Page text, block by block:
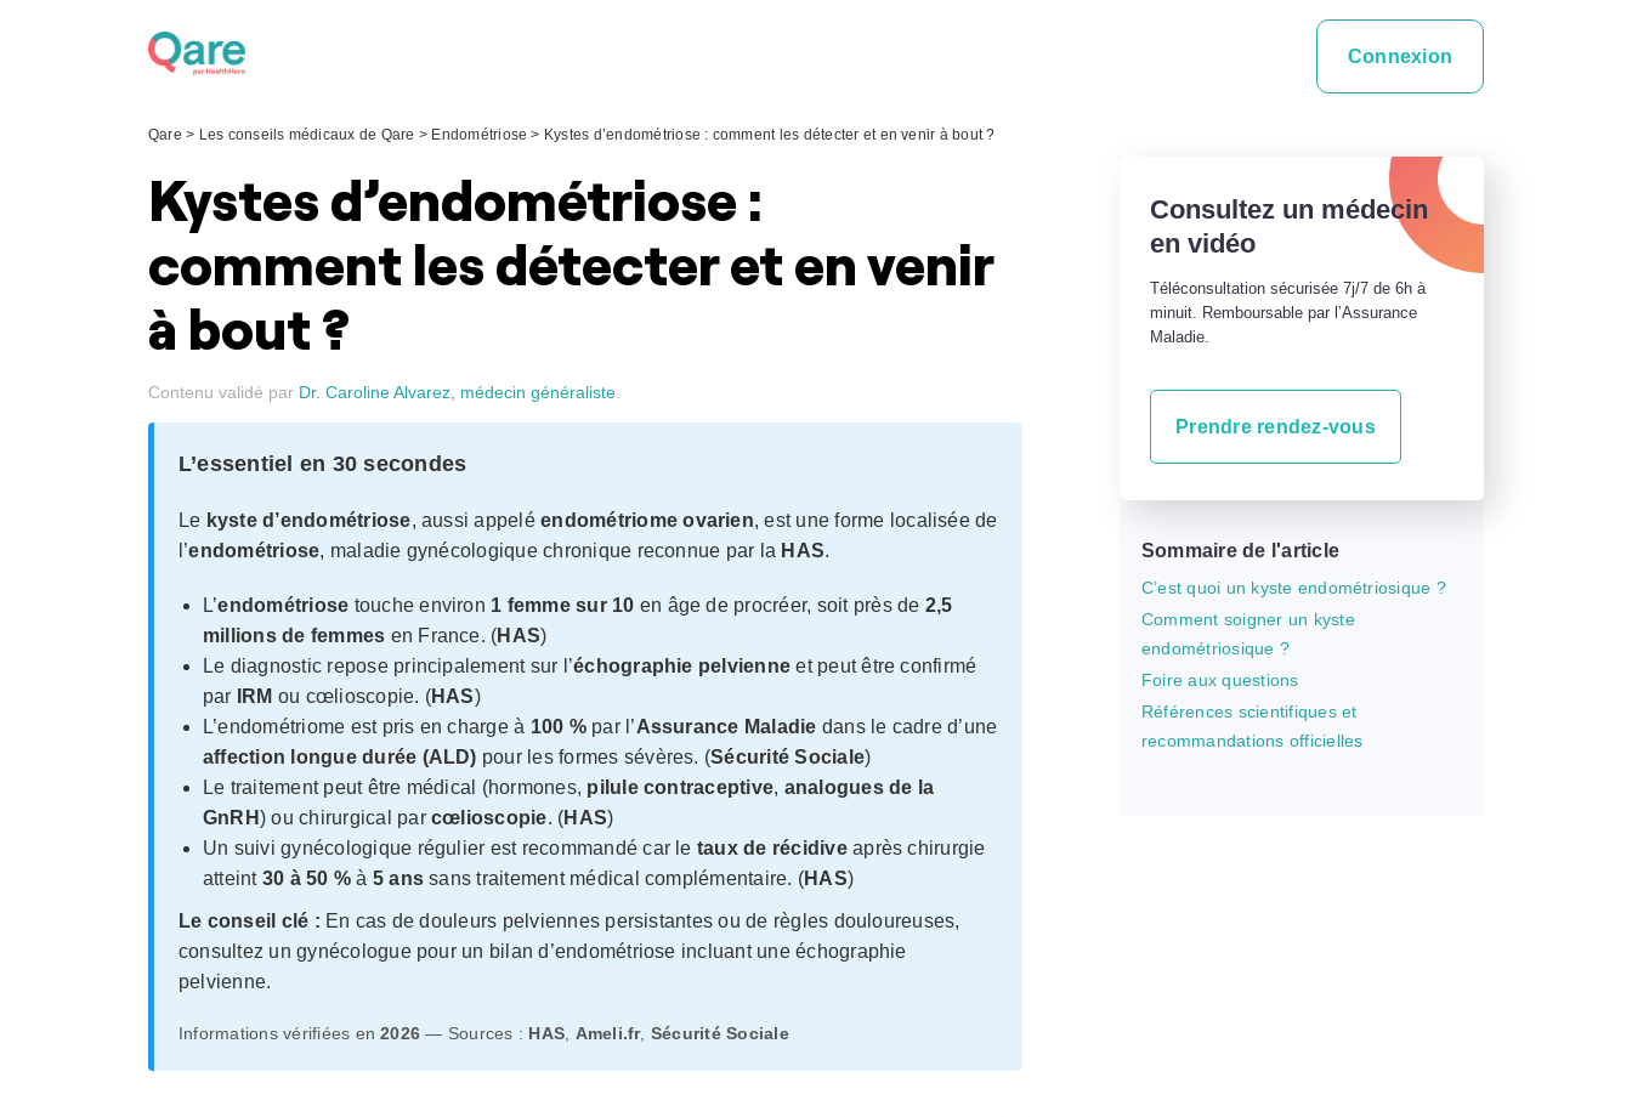
Connexion
Qare > Les conseils médicaux de Qare > Endométriose > Kystes d’endométriose : comment les détecter et en venir à bout ?
Kystes d’endométriose :
comment les détecter et en venir
à bout ?
Contenu validé par Dr. Caroline Alvarez, médecin généraliste.
L’essentiel en 30 secondes
Le kyste d’endométriose, aussi appeléendométriome ovarien, est une forme localisée de
l’endométriose, maladie gynécologique chronique reconnue par la HAS.
L’endométriose touche environ 1 femme sur 10 en âge de procréer, soit près de 2,5
millions de femmes en France. (HAS)
Le diagnostic repose principalement sur l’échographie pelvienne et peut être confirmé
par
IRM ou cœlioscopie. (HAS)
L’endométriome est pris en charge à 100 %par l’Assurance Maladie dans le cadre d’une
affection longue durée (ALD) pour les formes sévères. (Sécurité Sociale)
Le traitement peut être médical (hormones, pilule contraceptive, analogues de la
GnRH) ou chirurgical par cœlioscopie. (HAS)
Un suivi gynécologique régulier est recommandé car le taux de récidiveaprès chirurgie
atteint 30 à 50 % à 5 ans sans traitement médical complémentaire. (HAS)
Le conseil clé : En cas de douleurs pelviennes persistantes ou de règles douloureuses,
consultez un gynécologue pour un bilan d’endométriose incluant une échographie
pelvienne.
Informations vérifiées en2026 — Sources : HAS, Ameli.fr, Sécurité Sociale
Consultez un médecin
en vidéo
Téléconsultation sécurisée 7j/7 de 6h à
minuit. Remboursable par l’Assurance
Maladie.
Prendre rendez-vous
Sommaire de l'article
C’est quoi un kyste endométriosique ?
Comment soigner un kyste
endométriosique ?
Foire aux questions
Références scientifiques et
recommandations officielles